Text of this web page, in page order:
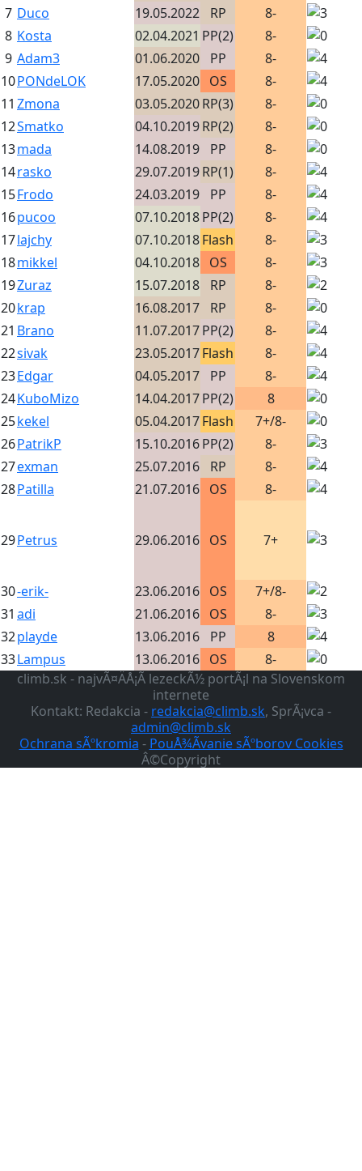
7 Duco 19.05.2022 RP
8-
8 Kosta 02.04.2021 PP(2)
8-
9 Adam3 01.06.2020 PP
8-
10PONdeLOK 17.05.2020 OS
8-
11 Zmona 03.05.2020RP(3)
8-
12Smatko 04.10.2019RP(2)
8-
13mada 14.08.2019 PP
8-
14rasko 29.07.2019RP(1)
8-
15Frodo 24.03.2019 PP
8-
16pucoo 07.10.2018PP(2)
8-
17lajchy 07.10.2018Flash
8-
18mikkel 04.10.2018 OS
8-
19Zuraz 15.07.2018 RP
8-
20krap 16.08.2017 RP
8-
21 Brano 11.07.2017PP(2)
8-
22sivak 23.05.2017Flash
8-
23Edgar 04.05.2017 PP
8-
24KuboMizo 14.04.2017PP(2)
8
25kekel 05.04.2017Flash
7+/8-
26PatrikP 15.10.2016PP(2)
8-
27exman 25.07.2016 RP
8-
28Patilla 21.07.2016 OS 8-
29Petrus 29.06.2016 OS 7+
30-erik- 23.06.2016 OS
7+/8-
31 adi 21.06.2016 OS
8-
32playde 13.06.2016 PP
8
33Lampus 13.06.2016 OS
8-
climb.sk - najvÃ¤ÄÅ¡Ã­ lezeckÃ½ portÃ¡l na Slovenskom
internete
Kontakt: Redakcia - redakcia@climb.sk, SprÃ¡vca -
admin@climb.sk
Ochrana sÃºkromia - PouÅ¾Ã­vanie sÃºborov Cookies
Â©Copyright